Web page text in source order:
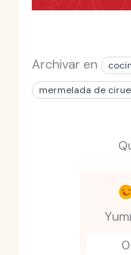
Archivar en
mermelada de
0